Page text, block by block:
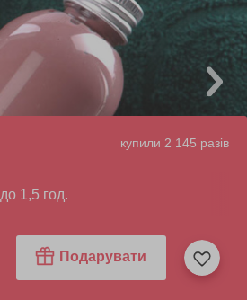
купили 2 145 разів
до 1,5 год.
Подарувати